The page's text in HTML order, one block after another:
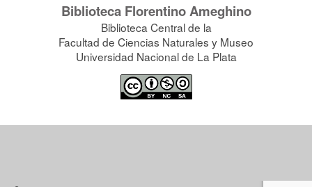
Biblioteca Florentino Ameghino
Biblioteca Central de la
Facultad de Ciencias Naturales y Museo
Universidad Nacional de La Plata